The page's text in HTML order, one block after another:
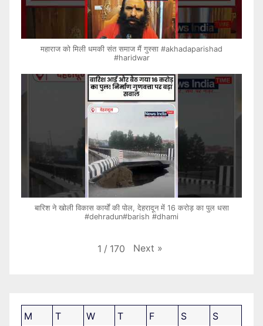
महाराज को मिली धमकी संत समाज मैं गुस्सा #akhadaparishad
#haridwar
बारिश ने खोली विकास कार्यों की पोल, देहरादून में 16 करोड़ का पुल धसा
#dehradun#barish #dhami
1 / 170 Next »
M T W T F S
S